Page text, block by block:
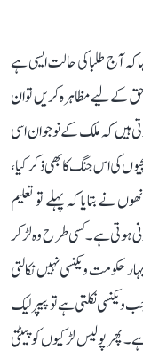
کہ آج طلبا کی حالت ایسی ہے
کے لیے مظاہرہ کریں تو ان
ہیں کہ ملک کے نوجوان اسی
کی اس جنگ کا بھی ذکر کیا،
نے بتایا کہ پہلے تو تعلیم
ہوتی ہے۔ کسی طرح وہ لڑ کر
حکومت ویکنسی نہیں نکالتی
نکلتی ہے تو پیپر لیک
پھر پولیس لڑکیوں کو پیٹتی